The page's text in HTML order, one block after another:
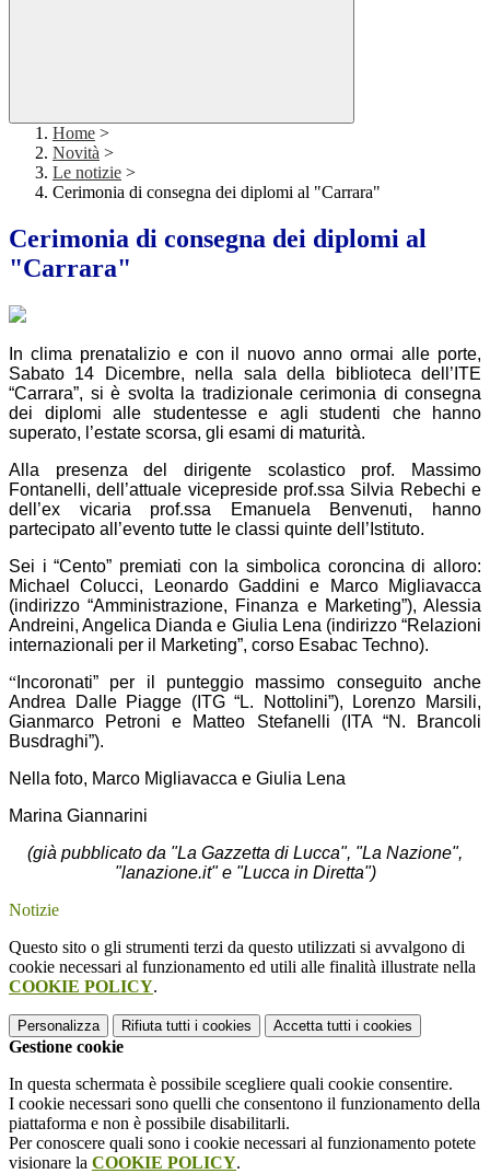
Home >
Novità >
Le notizie >
Cerimonia di consegna dei diplomi al "Carrara"
Cerimonia di consegna dei diplomi al
"Carrara"
In clima prenatalizio e con il nuovo anno ormai alle porte,
Sabato 14 Dicembre, nella sala della biblioteca dell’ITE
“Carrara”, si è svolta la tradizionale cerimonia di consegna
dei diplomi alle studentesse e agli studenti che hanno
superato, l’estate scorsa, gli esami di maturità.
Alla presenza del dirigente scolastico prof. Massimo
Fontanelli, dell’attuale vicepreside prof.ssa Silvia Rebechi e
dell’ex vicaria prof.ssa Emanuela Benvenuti, hanno
partecipato all’evento tutte le classi quinte dell’Istituto.
Sei i “Cento” premiati con la simbolica coroncina di alloro:
Michael Colucci, Leonardo Gaddini e Marco Migliavacca
(indirizzo “Amministrazione, Finanza e Marketing”), Alessia
Andreini, Angelica Dianda e Giulia Lena (indirizzo “Relazioni
internazionali per il Marketing”, corso Esabac Techno).
“ Incoronati” per il punteggio massimo conseguito anche
Andrea Dalle Piagge (ITG “L. Nottolini”), Lorenzo Marsili,
Gianmarco Petroni e Matteo Stefanelli (ITA “N. Brancoli
Busdraghi”).
Nella foto, Marco Migliavacca e Giulia Lena
Marina Giannarini
(già pubblicato da "La Gazzetta di Lucca", "La Nazione",
"lanazione.it" e "Lucca in Diretta")
Notizie
Questo sito o gli strumenti terzi da questo utilizzati si avvalgono di
cookie necessari al funzionamento ed utili alle finalità illustrate nella
COOKIE POLICY.
Personalizza Rifiuta tutti i cookies Accetta tutti i cookies
Gestione cookie
In questa schermata è possibile scegliere quali cookie consentire.
I cookie necessari sono quelli che consentono il funzionamento della
piattaforma e non è possibile disabilitarli.
Per conoscere quali sono i cookie necessari al funzionamento potete
visionare la COOKIE POLICY.